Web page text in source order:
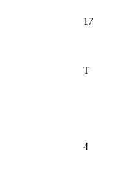
17
T
4